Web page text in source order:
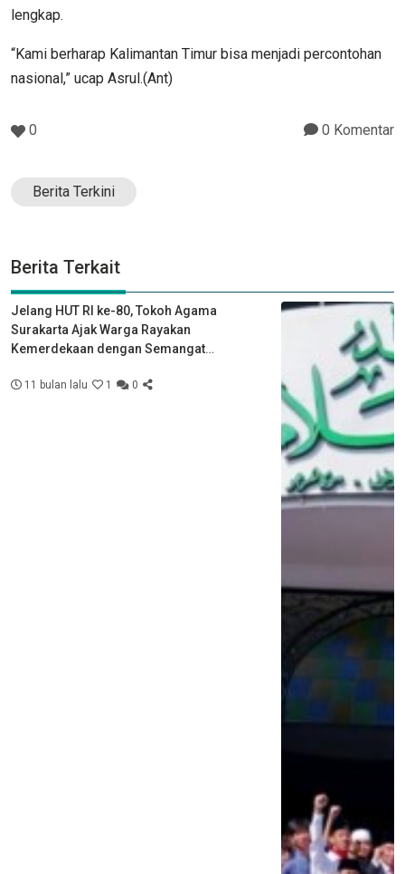
lengkap.
“Kami berharap Kalimantan Timur bisa menjadi percontohan
nasional,” ucap Asrul.(Ant)
0 0 Komentar
Berita Terkini
Berita Terkait
Jelang HUT RI ke-80, Tokoh Agama
Surakarta Ajak Warga Rayakan
Kemerdekaan dengan Semangat
11 bulan lalu 1 0